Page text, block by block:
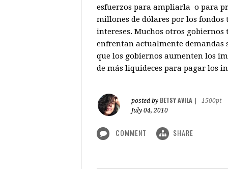
esfuerzos para ampliarla o para
millones de dólares por los
intereses. Muchos otros
enfrentan actualmente demandas
que los gobiernos aumenten los
de más liquideces para pagar los
posted by BETSY AVILA
1500pt
July 04, 2010
COMMENT SHARE